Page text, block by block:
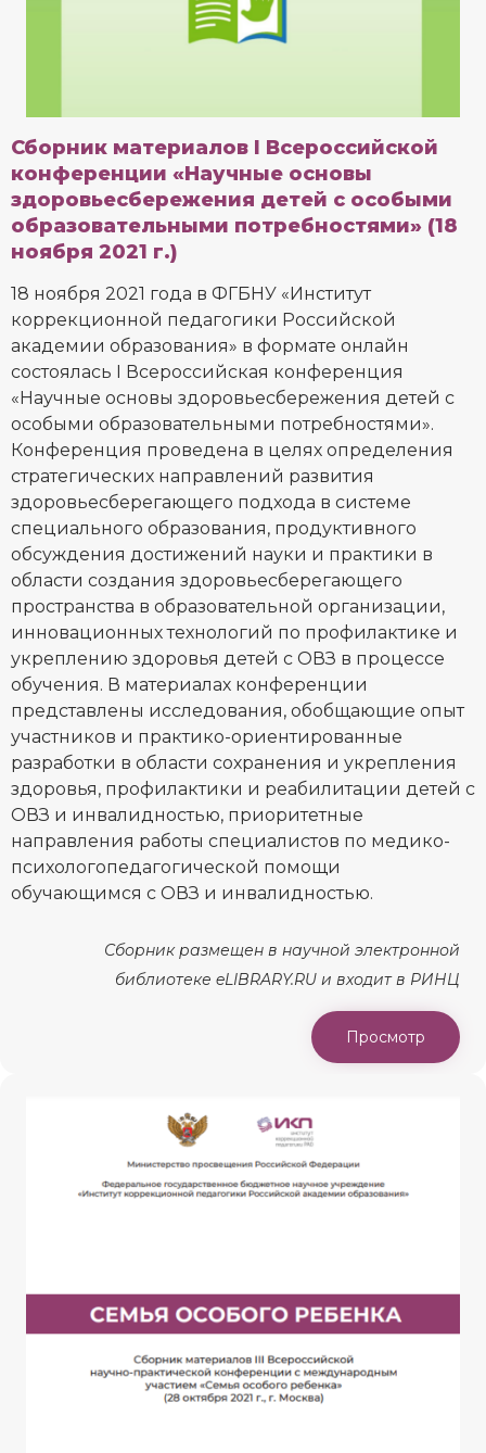
Сборник материалов I Всероссийской
конференции «Научные основы
здоровьесбережения детей с особыми
образовательными потребностями» (18
ноября 2021 г.)
18 ноября 2021 года в ФГБНУ «Институт
коррекционной педагогики Российской
академии образования» в формате онлайн
состоялась I Всероссийская конференция
«Научные основы здоровьесбережения детей с
особыми образовательными потребностями».
Конференция проведена в целях определения
стратегических направлений развития
здоровьесберегающего подхода в системе
специального образования, продуктивного
обсуждения достижений науки и практики в
области создания здоровьесберегающего
пространства в образовательной организации,
инновационных технологий по профилактике и
укреплению здоровья детей с ОВЗ в процессе
обучения. В материалах конференции
представлены исследования, обобщающие опыт
участников и практико-ориентированные
разработки в области сохранения и укрепления
здоровья, профилактики и реабилитации детей с
ОВЗ и инвалидностью, приоритетные
направления работы специалистов по медико-
психологопедагогической помощи
обучающимся с ОВЗ и инвалидностью.
Сборник размещен в научной электронной
библиотеке eLIBRARY.RU и входит в РИНЦ
Просмотр